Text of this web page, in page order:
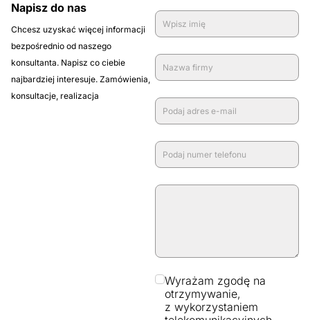
Napisz do nas
Chcesz uzyskać więcej informacji
bezpośrednio od naszego
konsultanta. Napisz co ciebie
najbardziej interesuje. Zamówienia,
konsultacje, realizacja
Wyrażam zgodę na
otrzymywanie,
z wykorzystaniem